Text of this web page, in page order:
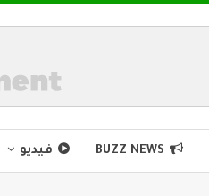
BUZZ NEWS فيديو